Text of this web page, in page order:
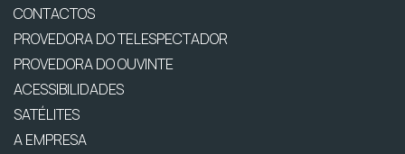
CONTACTOS
PROVEDORA DO TELESPECTADOR
PROVEDORA DO OUVINTE
ACESSIBILIDADES
SATÉLITES
A EMPRESA